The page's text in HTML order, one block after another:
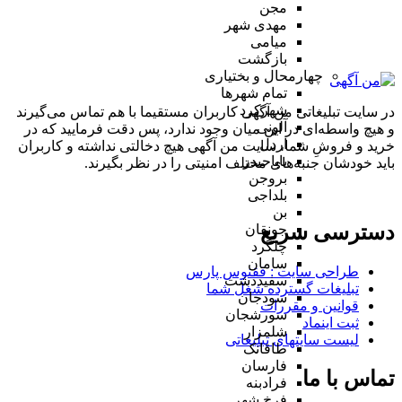
مجن
مهدی شهر
میامی
بازگشت
چهارمحال و بختیاری
تمام شهر‌ها
شهرکرد
آلونی
اردل
باباحیدر
بروجن
بلداجی
بن
جونقان
چلگرد
سامان
سفیددشت
سودجان
سورشجان
شلمزار
طاقانک
فارسان
فرادبنه
در سایت تبلیغاتی من آگهی کاربران مستقیما با هم تماس می‌گیرند
و هیچ واسطه‌ای در این میان وجود ندارد، پس دقت فرمایید که در
خرید و فروشِ شما، سایت من آگهی هیچ دخالتی نداشته و کاربران
باید خودشان جنبه‌های مختلف امنیتی را در نظر بگیرند.
دسترسی سریع
طراحی سایت :‌ ققنوس پارس
تبلیغات گسترده شغل شما
قوانین و مقررات
ثبت اینماد
لیست سایتهای تبلیغاتی
تماس با ما